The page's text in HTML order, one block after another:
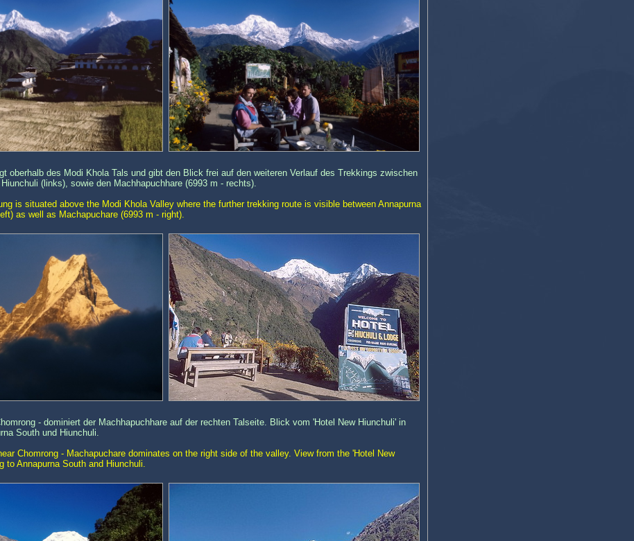
oberhalb des Modi Khola Tals und gibt den Blick frei auf den weiteren Verlauf des Trekkings zwischen
(links), sowie den Machhapuchhare (6993 m - rechts).
is situated above the Modi Khola Valley where the further trekking route is visible between Annapurna
as well as Machapuchare (6993 m - right).
- dominiert der Machhapuchhare auf der rechten Talseite. Blick vom 'Hotel New Hiunchuli' in
South und Hiunchuli.
Chomrong - Machapuchare dominates on the right side of the valley. View from the 'Hotel New
to Annapurna South and Hiunchuli.